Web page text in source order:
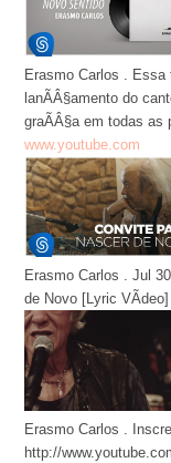
Erasmo Carlos . Essa
lanÃÂ§amento do
graÃÂ§a em todas
www.youtube.com
Erasmo Carlos . Jul
de Novo [Lyric VÃ­deo]
Erasmo Carlos .
http://